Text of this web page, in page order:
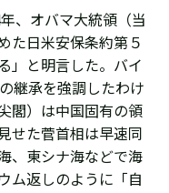
、オバマ大統領（当
た日米安保条約第５
」と明言した。バイ
継承を強調したわけ
閣）は中国固有の領
せた菅首相は早速同
、東シナ海などで海
ム返しのように 「自